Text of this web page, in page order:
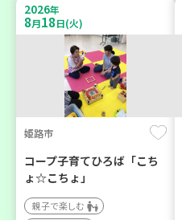
2026年
8月18日(火)
姫路市
コープ子育てひろば「こち
ょ☆こちょ」
親子で楽しむ